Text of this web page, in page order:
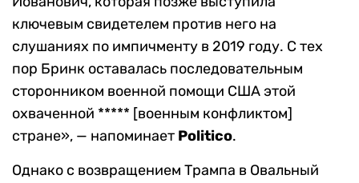
ключевым свидетелем против него на
слушаниях по импичменту в 2019 году. С тех
пор Бринк оставалась последовательным
сторонником военной помощи США этой
охваченной ***** [военным конфликтом]
стране», — напоминает Politico.
Однако с возвращением Трампа в Овальный